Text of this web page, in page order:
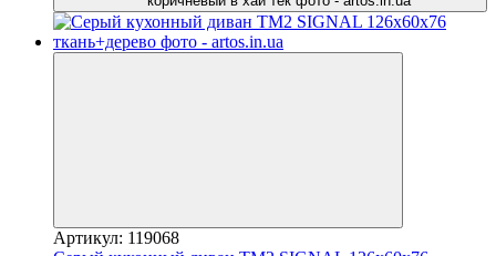
Артикул: 119068